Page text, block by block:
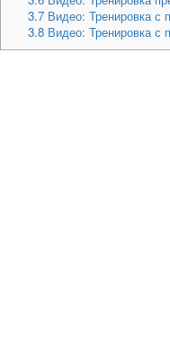
3.7Видео: Тренировка с
3.8Видео: Тренировка с